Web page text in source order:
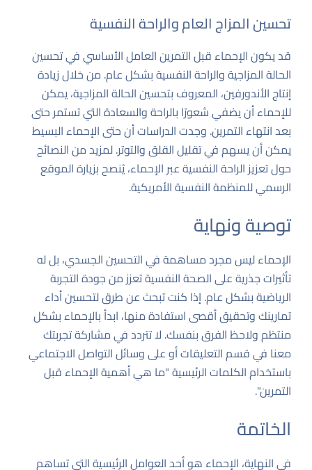
تحسين المزاج العام والراحة النفسية
قد يكون الإحماء قبل التمرين العامل الأساسي في تحسين
الحالة المزاجية والراحة النفسية بشكل عام. من خلال زيادة
إنتاج الأندورفين، المعروف بتحسين الحالة المزاجية، يمكن
للإحماء أن يضفي شعورًا بالراحة والسعادة التي تستمر حتى
بعد انتهاء التمرين. وجدت الدراسات أن حتى الإحماء البسيط
يمكن أن يسهم في تقليل القلق والتوتر. لمزيد من النصائح
حول تعزيز الراحة النفسية عبر الإحماء، يُنصح بزيارةالموقع
الرسمي للمنظمة النفسية الأمريكية.
توصية ونهاية
الإحماء ليس مجرد مساهمة في التحسين الجسدي، بل له
تأثيرات جذرية على الصحة النفسية تعزز من جودة التجربة
الرياضية بشكل عام. إذا كنت تبحث عن طرق لتحسين أداء
تمارينك وتحقيق أقصى استفادة منها، ابدأ بالإحماء بشكل
منتظم ولاحظ الفرق بنفسك. لا تتردد في مشاركة تجربتك
معنا في قسم التعليقات أو على وسائل التواصل الاجتماعي
باستخدام الكلمات الرئيسية "ما هي أهمية الإحماء قبل
التمرين".
الخاتمة
في النهاية، الإحماء هو أحد العوامل الرئيسية التي تساهم